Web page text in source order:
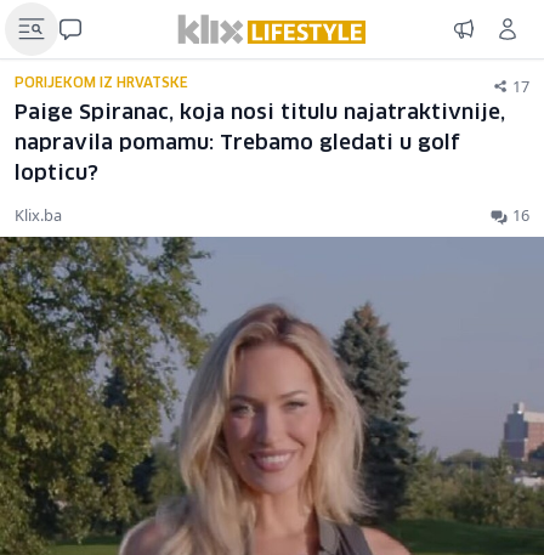
PORIJEKOM IZ HRVATSKE 17
Paige Spiranac, koja nosi titulu najatraktivnije,
napravila pomamu: Trebamo gledati u golf
lopticu?
Klix.ba 16